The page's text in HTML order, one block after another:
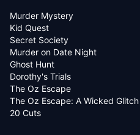
Murder Mystery
Kid Quest
Secret Society
Murder on Date Night
Ghost Hunt
Dorothy's Trials
The Oz Escape
The Oz Escape: A Wicked Glitch
20 Cuts